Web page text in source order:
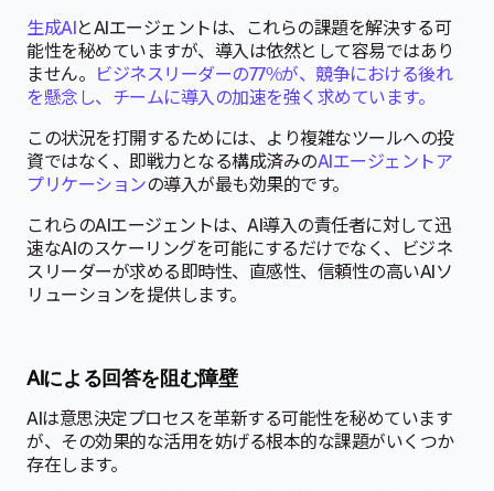
生成AIとAIエージェントは、これらの課題を解決する可
能性を秘めていますが、導入は依然として容易ではあり
ません。 ビジネスリーダーの77%が、競争における後れ
を懸念し、チームに導入の加速を強く求めています。
この状況を打開するためには、より複雑なツールへの投
資ではなく、即戦力となる構成済みのAIエージェントア
プリケーションの導入が最も効果的です。
これらのAIエージェントは、AI導入の責任者に対して迅
速なAIのスケーリングを可能にするだけでなく、ビジネ
スリーダーが求める即時性、直感性、信頼性の高いAIソ
リューションを提供します。
AIによる回答を阻む障壁
AIは意思決定プロセスを革新する可能性を秘めています
が、その効果的な活用を妨げる根本的な課題がいくつか
存在します。